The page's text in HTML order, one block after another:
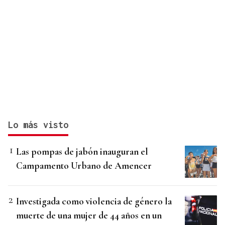
Lo más visto
Las pompas de jabón inauguran el
Campamento Urbano de Amencer
Investigada como violencia de género la
muerte de una mujer de 44 años en un